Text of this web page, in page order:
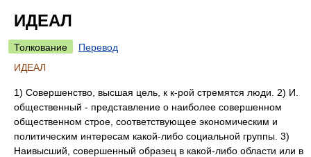
ИДЕАЛ
Толкование
Перевод
ИДЕАЛ
1) Совершенство, высшая цель, к к-рой стремятся люди. 2) И.
общественный - представление о наиболее совершенном
общественном строе, соответствующее экономическим и
политическим интересам какой-либо социальной группы. 3)
Наивысший, совершенный образец в какой-либо области или в